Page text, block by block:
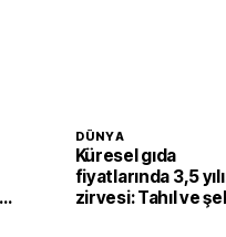
DÜNYA
Küresel gıda
fiyatlarında 3,5
zirvesi: Tahıl ve